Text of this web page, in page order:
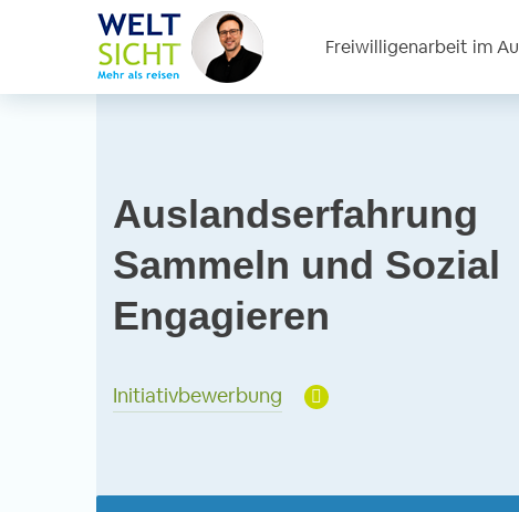
Freiwilligenarbeit im
Auslandserfahrung
Sammeln und Sozial
Engagieren
Initiativbewerbung